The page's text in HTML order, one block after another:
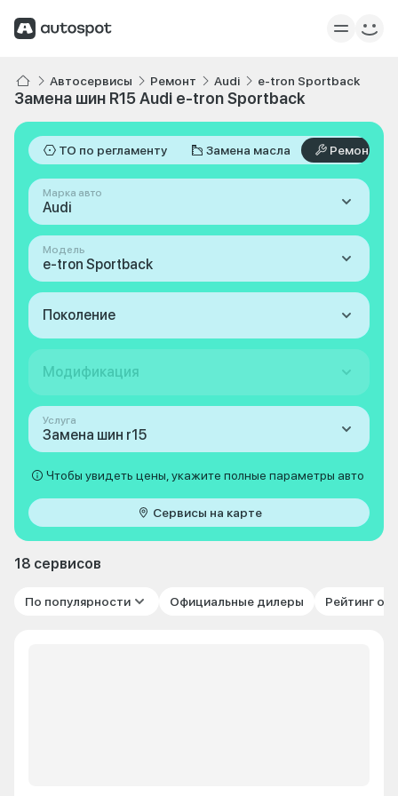
Автосервисы Ремонт Audi e-tron Sportback
Замена шин R15 Audi e-tron Sportback
ТО по регламенту Замена масла Ремонт
Марка авто
Audi
Модель
e-tron Sportback
Поколение
Модификация
Услуга
Замена шин r15
Чтобы увидеть цены, укажите полные параметры авто
Сервисы на карте
18 сервисов
По популярности Официальные дилеры Рейтинг